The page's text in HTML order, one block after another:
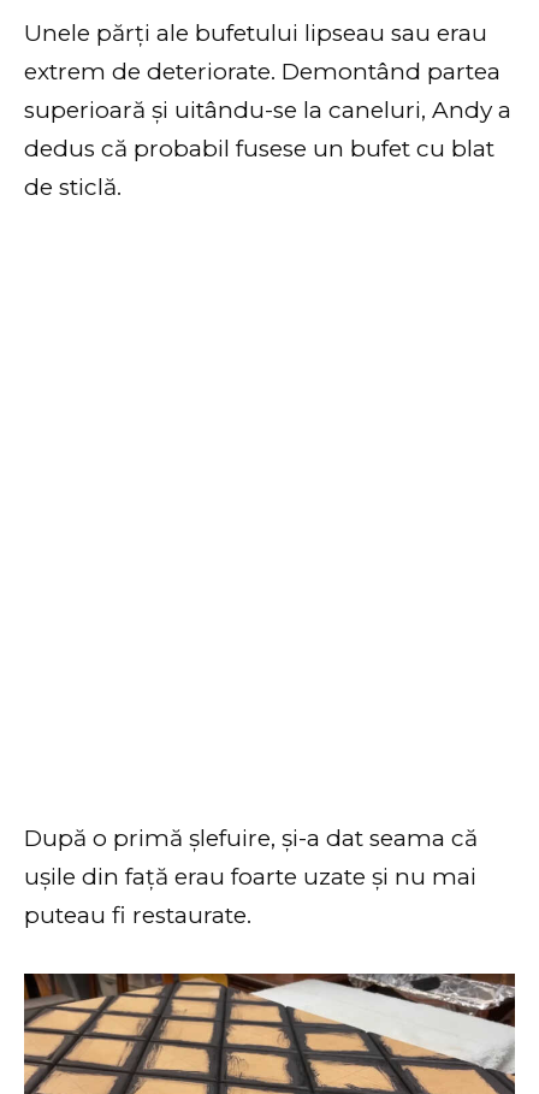
Unele părți ale bufetului lipseau sau erau
extrem de deteriorate. Demontând partea
superioară și uitându-se la caneluri, Andy a
dedus că probabil fusese un bufet cu blat
de sticlă.
După o primă șlefuire, și-a dat seama că
ușile din față erau foarte uzate și nu mai
puteau fi restaurate.